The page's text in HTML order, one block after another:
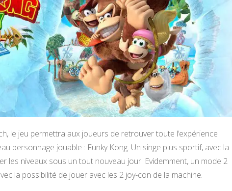
le jeu permettra aux joueurs de retrouver toute l’expérience
personnage jouable : Funky Kong. Un singe plus sportif, avec la
les niveaux sous un tout nouveau jour. Evidemment, un mode 2
la possibilité de jouer avec les 2 joy-con de la machine.